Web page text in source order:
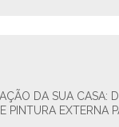
PINTURA EXTERNA